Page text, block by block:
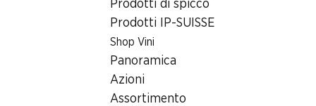
Prodotti di spicco
Prodotti IP-SUISSE
Shop Vini
Panoramica
Azioni
Assortimento
Private Stock MF No.2 Tub 3
Sigari della Repubblica Dominicana, arrotolati a mano, 3 pezzi